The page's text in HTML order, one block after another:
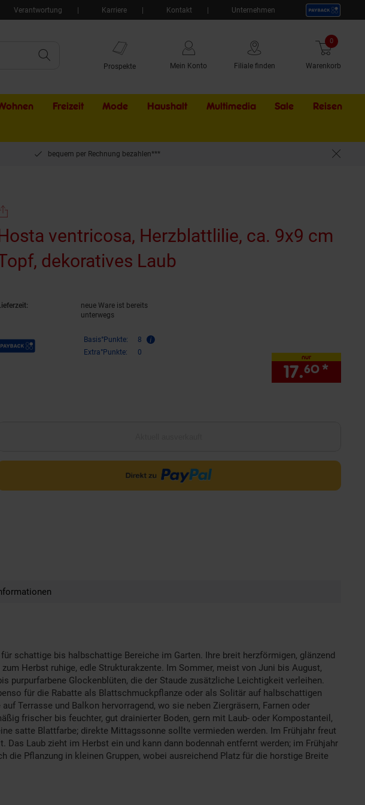
Verantwortung Karriere Kontakt Unternehmen
Prospekte Mein Konto Filiale finden Warenkorb
0 Artikel
Freizeit Mode Haushalt Multimedia Sale Externer
Reisen
bequem per Rechnung bezahlen***
ventricosa, Herzblattlilie, ca. 9x9 cm
dekoratives Laub
neue Ware ist bereits
unterwegs
Punkte Basis°Punkte:
8
Extra°Punkte:
0
nur
17.60 *
schattige bis halbschattige Bereiche im Garten. Ihre breit herzförmigen, glänzend
Herbst ruhige, edle Strukturakzente. Im Sommer, meist von Juni bis August,
purpurfarbene Glockenblüten, die der Staude zusätzliche Leichtigkeit verleihen.
für die Rabatte als Blattschmuckpflanze oder als Solitär auf halbschattigen
Terrasse und Balkon hervorragend, wo sie neben Ziergräsern, Farnen oder
frischer bis feuchter, gut drainierter Boden, gern mit Laub- oder Kompostanteil,
satte Blattfarbe; direkte Mittagssonne sollte vermieden werden. Im Frühjahr freut
Laub zieht im Herbst ein und kann dann bodennah entfernt werden; im Frühjahr
Pflanzung in kleinen Gruppen, wobei ausreichend Platz für die horstige Breite